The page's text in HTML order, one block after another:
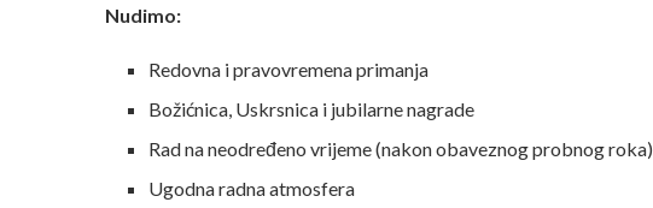
Nudimo:
Redovna i pravovremena primanja
Božićnica, Uskrsnica i jubilarne nagrade
Rad na neodređeno vrijeme (nakon obaveznog probnog roka)
Ugodna radna atmosfera